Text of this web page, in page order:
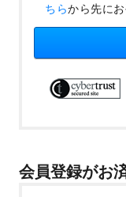
ちらから先に
会員登録がお